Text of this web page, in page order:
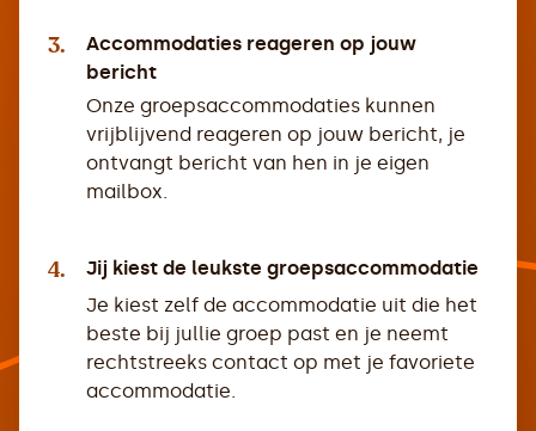
3.
Accommodaties reageren op jouw
bericht
Onze groepsaccommodaties kunnen
vrijblijvend reageren op jouw bericht, je
ontvangt bericht van hen in je eigen
mailbox.
4.
Jij kiest de leukste groepsaccommodatie
Je kiest zelf de accommodatie uit die het
beste bij jullie groep past en je neemt
rechtstreeks contact op met je favoriete
accommodatie.